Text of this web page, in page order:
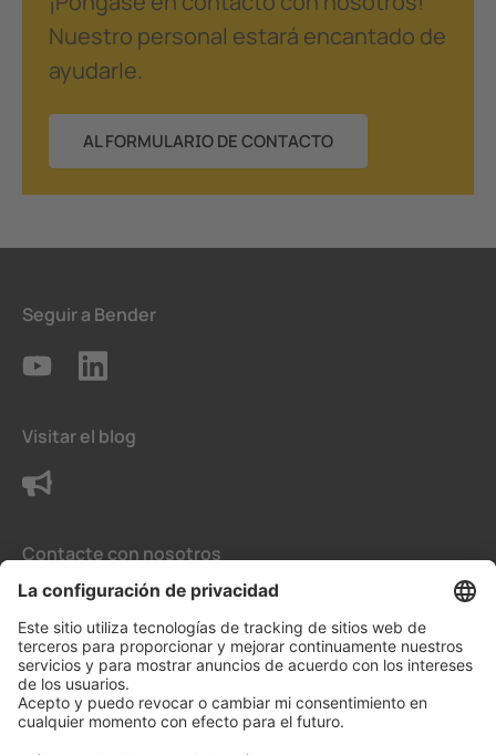
Nuestro personal estará encantado de
ayudarle.
AL FORMULARIO DE CONTACTO
Seguir a Bender
Visitar el blog
Contacte con nosotros
Condiciones generales de venta
La configuración de privacidad